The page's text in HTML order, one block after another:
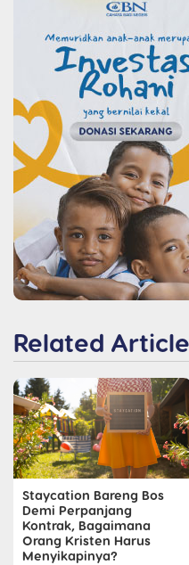
Related
Staycation Bareng Bos
Demi Perpanjang
Kontrak, Bagaimana
Orang Kristen Harus
Menyikapinya?